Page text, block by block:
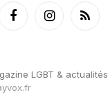
FacebookInstagramRSS
LGBT & actualités